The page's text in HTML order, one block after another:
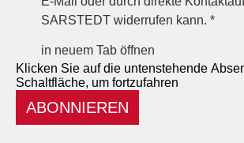
SARSTEDT widerrufen kann. *
in neuem Tab öffnen
Klicken Sie auf die untenstehende
Schaltfläche, um fortzufahren
ABONNIEREN